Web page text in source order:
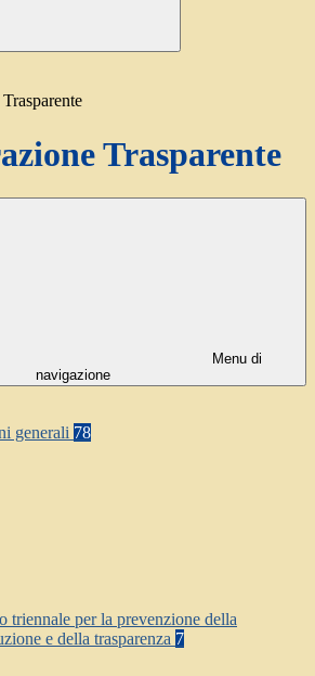
Trasparente
Menu di
navigazione
generali 78
triennale per la prevenzione della
e della trasparenza 7